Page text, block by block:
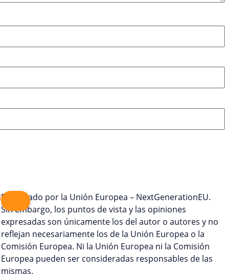
Financiado por la Unión Europea – NextGenerationEU.
Sin embargo, los puntos de vista y las opiniones
expresadas son únicamente los del autor o autores y no
reflejan necesariamente los de la Unión Europea o la
Comisión Europea. Ni la Unión Europea ni la Comisión
Europea pueden ser consideradas responsables de las
mismas.